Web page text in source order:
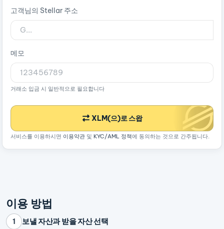
고객님의 Stellar 주소
메모
거래소 입금 시 일반적으로 필요합니다
XLM(으)로 스왑
서비스를 이용하시면 이용약관 및 KYC/AML 정책에 동의하는 것으로 간주됩니다.
이용 방법
1 보낼 자산과 받을 자산 선택